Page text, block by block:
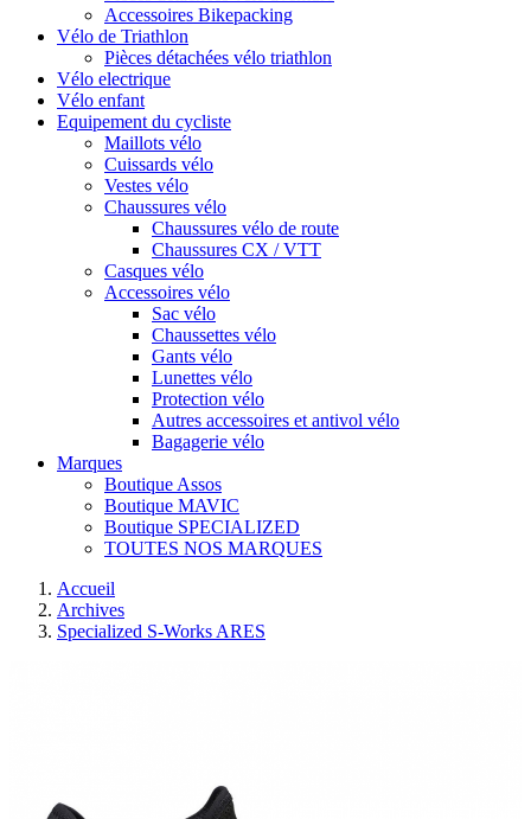
Accessoires Bikepacking
Vélo de Triathlon
Pièces détachées vélo triathlon
Vélo electrique
Vélo enfant
Equipement du cycliste
Maillots vélo
Cuissards vélo
Vestes vélo
Chaussures vélo
Chaussures vélo de route
Chaussures CX / VTT
Casques vélo
Accessoires vélo
Sac vélo
Chaussettes vélo
Gants vélo
Lunettes vélo
Protection vélo
Autres accessoires et antivol vélo
Bagagerie vélo
Marques
Boutique Assos
Boutique MAVIC
Boutique SPECIALIZED
TOUTES NOS MARQUES
Accueil
Archives
Specialized S-Works ARES